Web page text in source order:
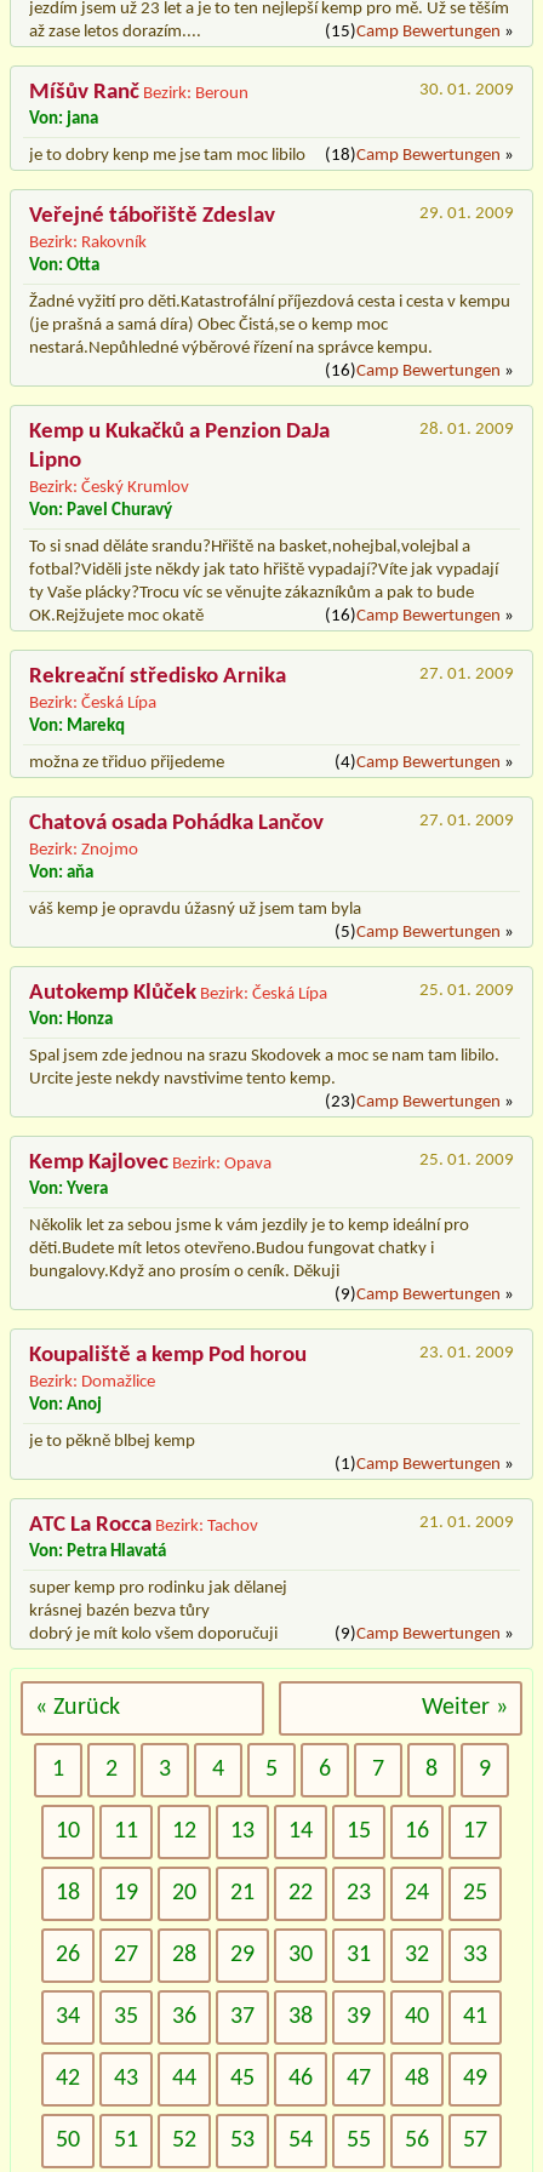
jezdím jsem už 23 let a je to ten nejlepší kemp pro mě. Už se těším
až zase letos dorazím....
(15)Camp Bewertungen »
Míšův Ranč Bezirk: Beroun
30. 01. 2009
Von: jana
je to dobry kenp me jse tam moc libilo
(18)Camp Bewertungen »
Veřejné tábořiště Zdeslav
Bezirk: Rakovník
29. 01. 2009
Von: Otta
Žadné vyžití pro děti.Katastrofální příjezdová cesta i cesta v kempu
(je prašná a samá díra) Obec Čistá,se o kemp moc
nestará.Nepůhledné výběrové řízení na správce kempu.
(16)Camp Bewertungen »
Kemp u Kukačků a Penzion DaJa
Lipno
Bezirk: Český Krumlov
28. 01. 2009
Von: Pavel Churavý
To si snad děláte srandu?Hřiště na basket,nohejbal,volejbal a
fotbal?Viděli jste někdy jak tato hřiště vypadají?Víte jak vypadají
ty Vaše plácky?Trocu víc se věnujte zákazníkům a pak to bude
OK.Rejžujete moc okatě
(16)Camp Bewertungen »
Rekreační středisko Arnika
Bezirk: Česká Lípa
27. 01. 2009
Von: Marekq
možna ze třiduo přijedeme
(4)Camp Bewertungen »
Chatová osada Pohádka Lančov
Bezirk: Znojmo
27. 01. 2009
Von: aňa
váš kemp je opravdu úžasný už jsem tam byla
(5)Camp Bewertungen »
Autokemp Klůček Bezirk: Česká Lípa
25. 01. 2009
Von: Honza
Spal jsem zde jednou na srazu Skodovek a moc se nam tam libilo.
Urcite jeste nekdy navstivime tento kemp.
(23)Camp Bewertungen »
Kemp Kajlovec Bezirk: Opava
25. 01. 2009
Von: Yvera
Několik let za sebou jsme k vám jezdily je to kemp ideální pro
děti.Budete mít letos otevřeno.Budou fungovat chatky i
bungalovy.Když ano prosím o ceník. Děkuji
(9)Camp Bewertungen »
Koupaliště a kemp Pod horou
Bezirk: Domažlice
23. 01. 2009
Von: Anoj
je to pěkně blbej kemp
(1)Camp Bewertungen »
ATC La Rocca Bezirk: Tachov
21. 01. 2009
Von: Petra Hlavatá
super kemp pro rodinku jak dělanej
krásnej bazén bezva tůry
dobrý je mít kolo všem doporučuji
(9)Camp Bewertungen »
« Zurück Weiter »
1 2 3 4 5 6 7 8 9
10 11 12 13 14 15 16 17
18 19 20 21 22 23 24 25
26 27 28 29 30 31 32 33
34 35 36 37 38 39 40 41
42 43 44 45 46 47 48 49
50 51 52 53 54 55 56 57